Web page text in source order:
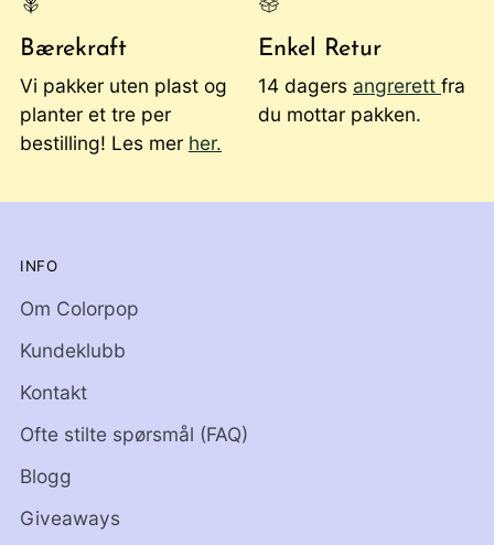
Bærekraft
Vi pakker uten plast og
planter et tre per
bestilling! Les mer her.
Enkel Retur
14 dagers angrerett fra
du mottar pakken.
INFO
Om Colorpop
Kundeklubb
Kontakt
Ofte stilte spørsmål (FAQ)
Blogg
Giveaways